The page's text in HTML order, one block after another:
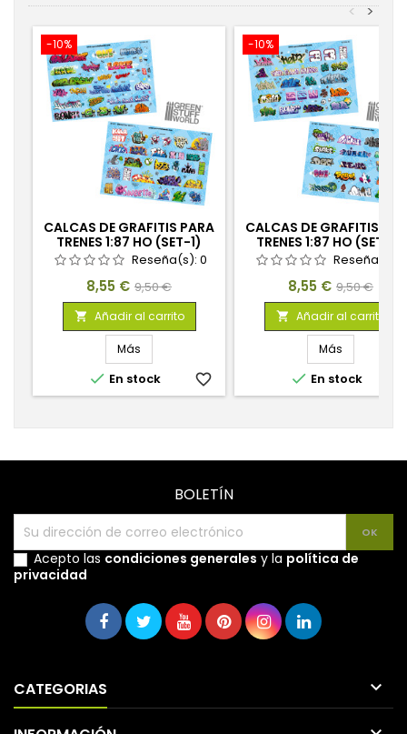
>
<
-10%
CALCAS DE GRAFITIS PARA
TRENES 1:87 HO (SET-1)
Reseña(s): 0
Precio
8,55 € Precio
base
9,50 €
 Añadir al carrito
Más
 En stock favorite_border
-10%
CALCAS DE GRAFITIS
TRENES 1:87 HO (SET-2)
Reseña(s):
Precio
8,55 € Precio
base
9,50 €
 Añadir al carrito
Más
 En stock
BOLETÍN
Acepto las condiciones generales y la política de
privacidad
CATEGORIAS 